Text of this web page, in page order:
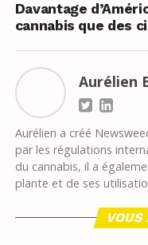
Davantage
cannabis que des
Aurélien
Aurélien a créé
par les régulations
du cannabis, il a
plante et de ses